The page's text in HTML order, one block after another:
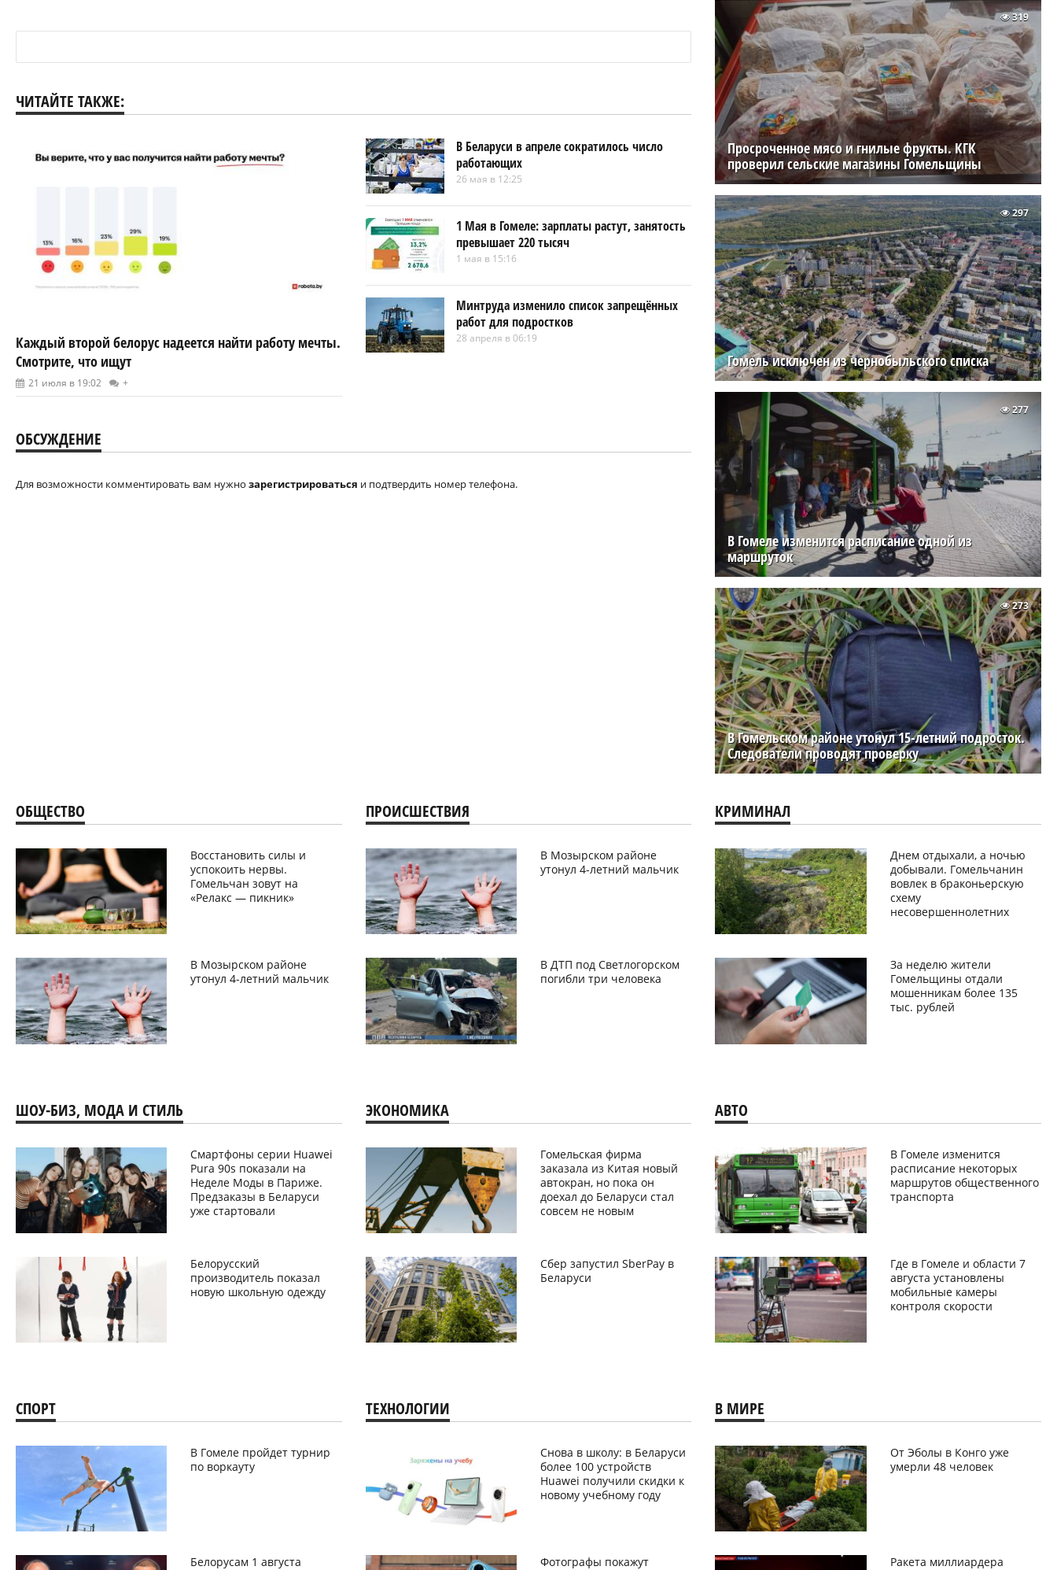
ЧИТАЙТЕ ТАКЖЕ:
Каждый второй белорус надеется найти работу мечты.
Смотрите, что ищут
21 июля в 19:02 +
В Беларуси в апреле сократилось число
работающих
26 мая в 12:25
1 Мая в Гомеле: зарплаты растут, занятость
превышает 220 тысяч
1 мая в 15:16
Минтруда изменило список запрещённых
работ для подростков
28 апреля в 06:19
ОБСУЖДЕНИЕ
Для возможности комментировать вам нужно зарегистрироваться и подтвердить номер телефона.
Просроченное мясо и гнилые фрукты. КГК
проверил сельские магазины Гомельщины
319
Гомель исключен из чернобыльского списка
297
В Гомеле изменится расписание одной из
маршруток
277
В Гомельском районе утонул 15-летний подросток.
Следователи проводят проверку
273
ОБЩЕСТВО
Восстановить силы и
успокоить нервы.
Гомельчан зовут на
«Релакс — пикник»
В Мозырском районе
утонул 4-летний мальчик
ПРОИСШЕСТВИЯ
В Мозырском районе
утонул 4-летний мальчик
В ДТП под Светлогорском
погибли три человека
КРИМИНАЛ
Днем отдыхали, а ночью
добывали. Гомельчанин
вовлек в браконьерскую
схему
несовершеннолетних
За неделю жители
Гомельщины отдали
мошенникам более 135
тыс. рублей
ШОУ-БИЗ, МОДА И СТИЛЬ
Смартфоны серии Huawei
Pura 90s показали на
Неделе Моды в Париже.
Предзаказы в Беларуси
уже стартовали
Белорусский
производитель показал
новую школьную одежду
ЭКОНОМИКА
Гомельская фирма
заказала из Китая новый
автокран, но пока он
доехал до Беларуси стал
совсем не новым
Сбер запустил SberPay в
Беларуси
АВТО
В Гомеле изменится
расписание некоторых
маршрутов общественного
транспорта
Где в Гомеле и области 7
августа установлены
мобильные камеры
контроля скорости
СПОРТ
В Гомеле пройдет турнир
по воркауту
Белорусам 1 августа
ТЕХНОЛОГИИ
Снова в школу: в Беларуси
более 100 устройств
Huawei получили скидки к
новому учебному году
Фотографы покажут
В МИРЕ
От Эболы в Конго уже
умерли 48 человек
Ракета миллиардера